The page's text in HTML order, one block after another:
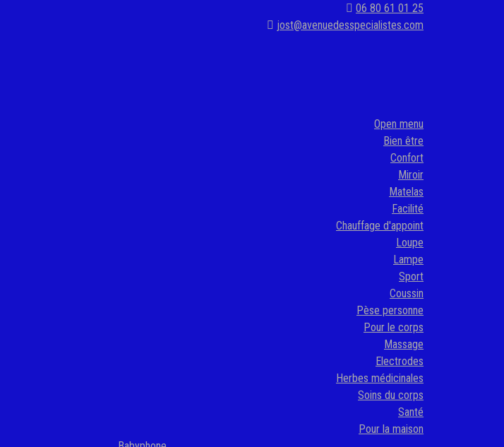
06 80 61 01 25
jost@avenuedesspecialistes.com
Open menu
Bien être
Confort
Miroir
Matelas
Facilité
Chauffage d'appoint
Loupe
Lampe
Sport
Coussin
Pèse personne
Pour le corps
Massage
Electrodes
Herbes médicinales
Soins du corps
Santé
Pour la maison